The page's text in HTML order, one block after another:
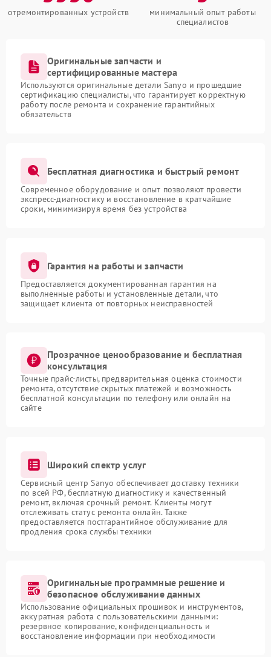
отремонтированных устройств
минимальный опыт работы
специалистов
Оригинальные запчасти и
сертифицированные мастера
Используются оригинальные детали Sanyo и прошедшие
сертификацию специалисты, что гарантирует корректную
работу после ремонта и сохранение гарантийных
обязательств
Бесплатная диагностика и быстрый ремонт
Современное оборудование и опыт позволяют провести
экспресс-диагностику и восстановление в кратчайшие
сроки, минимизируя время без устройства
Гарантия на работы и запчасти
Предоставляется документированная гарантия на
выполненные работы и установленные детали, что
защищает клиента от повторных неисправностей
Прозрачное ценообразование и бесплатная
консультация
Точные прайс-листы, предварительная оценка стоимости
ремонта, отсутствие скрытых платежей и возможность
бесплатной консультации по телефону или онлайн на
сайте
Широкий спектр услуг
Сервисный центр Sanyo обеспечивает доставку техники
по всей РФ, бесплатную диагностику и качественный
ремонт, включая срочный ремонт. Клиенты могут
отслеживать статус ремонта онлайн. Также
предоставляется постгарантийное обслуживание для
продления срока службы техники
Оригинальные программные решение и
безопасное обслуживание данных
Использование официальных прошивок и инструментов,
аккуратная работа с пользовательскими данными:
резервное копирование, конфиденциальность и
восстановление информации при необходимости